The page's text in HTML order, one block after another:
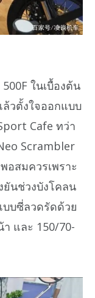
ในเบื้องต้น
วตั้งใจออกแบบ
Cafe ทว่า
Scrambler
อสมควรเพราะ
นช่วงบังโคลน
บซี่ลวดรัดด้วย
และ 150/70-